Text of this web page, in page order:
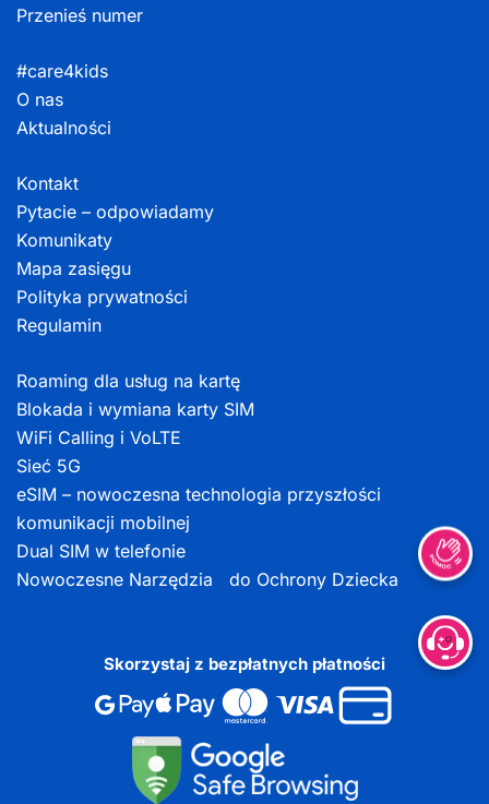
Przenieś numer
#care4kids
O nas
Aktualności
Kontakt
Pytacie – odpowiadamy
Komunikaty
Mapa zasięgu
Polityka prywatności
Regulamin
Roaming dla usług na kartę
Blokada i wymiana karty SIM
WiFi Calling i VoLTE
Sieć 5G
eSIM – nowoczesna technologia przyszłości
komunikacji mobilnej
Dual SIM w telefonie
Nowoczesne Narzędzia do Ochrony Dziecka
Skorzystaj z bezpłatnych płatności